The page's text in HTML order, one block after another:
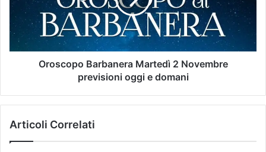
Oroscopo Barbanera Martedì 2 Novembre
previsioni oggi e domani
Articoli Correlati